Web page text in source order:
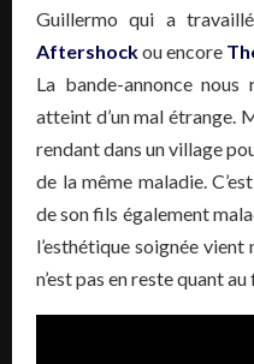
Guillermo qui a
Aftershockou encore
La bande-annonce
atteint d’un mal étrange.
rendant dans un village
de la même maladie.
de son fils également
l’esthétique soignée
n’est pas en reste quant